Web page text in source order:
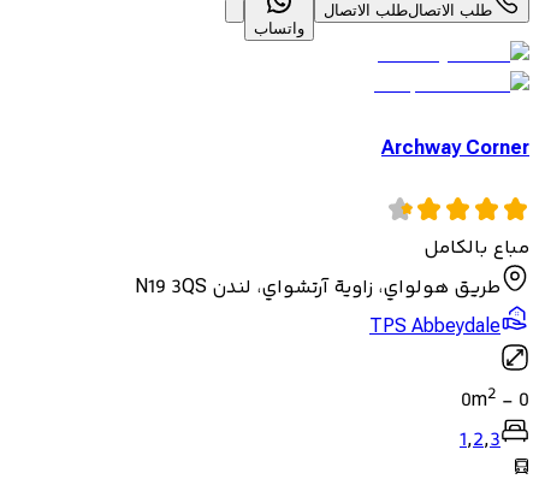
طلب الاتصالطلب الاتصال
واتساب
Archway Corner
مباع بالكامل
طريق هولواي، زاوية آرتشواي، لندن N19 3QS
TPS Abbeydale
0
-
0m2
1,2,3